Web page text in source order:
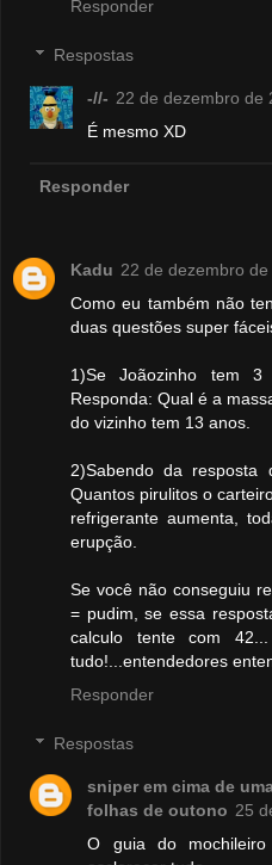
Responder
Respostas
-//- 22 de dezembro de
É mesmo XD
Responder
Kadu 22 de dezembro
Como eu também não
duas questões super
1)Se Joãozinho tem
Responda: Qual é a
do vizinho tem 13 anos.
2)Sabendo da resposta
Quantos pirulitos o
refrigerante aumenta,
erupção.
Se você não conseguiu
= pudim, se essa
calculo tente com
tudo!...entendedores
Responder
Respostas
sniper em cima de
folhas de outono 25
O guia do